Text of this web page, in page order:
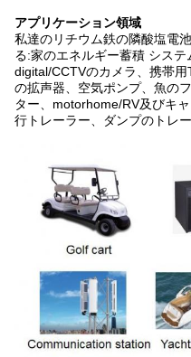
アプリケーション領域
私達のリチウム鉄の隣酸塩電
る:家のエネルギー蓄積 システ
digital/CCTVのカメラ、携帯
の拡声器、空気ポンプ、魚の
ター、motorhome/RV及びキ
行トレーラー、ダンプのトレ